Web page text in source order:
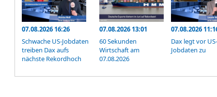
07.08.2026 16:26
Schwache US-Jobdaten
treiben Dax aufs
nächste Rekordhoch
07.08.2026 13:01
60 Sekunden
Wirtschaft am
07.08.2026
07.08.2026
Dax legt vor US-
Jobdaten zu